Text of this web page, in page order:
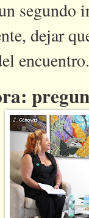
dejar
encuentro.